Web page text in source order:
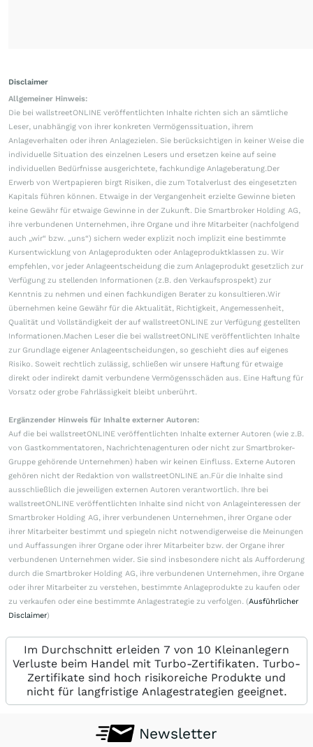
Disclaimer
Allgemeiner Hinweis:
Die bei wallstreetONLINE veröffentlichten Inhalte richten sich an sämtliche
Leser, unabhängig von ihrer konkreten Vermögenssituation, ihrem
Anlageverhalten oder ihren Anlagezielen. Sie berücksichtigen in keiner Weise die
individuelle Situation des einzelnen Lesers und ersetzen keine auf seine
individuellen Bedürfnisse ausgerichtete, fachkundige Anlageberatung.Der
Erwerb von Wertpapieren birgt Risiken, die zum Totalverlust des eingesetzten
Kapitals führen können. Etwaige in der Vergangenheit erzielte Gewinne bieten
keine Gewähr für etwaige Gewinne in der Zukunft. Die Smartbroker Holding AG,
ihre verbundenen Unternehmen, ihre Organe und ihre Mitarbeiter (nachfolgend
auch „wir“ bzw. „uns“) sichern weder explizit noch implizit eine bestimmte
Kursentwicklung von Anlageprodukten oder Anlageproduktklassen zu. Wir
empfehlen, vor jeder Anlageentscheidung die zum Anlageprodukt gesetzlich zur
Verfügung zu stellenden Informationen (z.B. den Verkaufsprospekt) zur
Kenntnis zu nehmen und einen fachkundigen Berater zu konsultieren.Wir
übernehmen keine Gewähr für die Aktualität, Richtigkeit, Angemessenheit,
Qualität und Vollständigkeit der auf wallstreetONLINE zur Verfügung gestellten
Informationen.Machen Leser die bei wallstreetONLINE veröffentlichten Inhalte
zur Grundlage eigener Anlageentscheidungen, so geschieht dies auf eigenes
Risiko. Soweit rechtlich zulässig, schließen wir unsere Haftung für etwaige
direkt oder indirekt damit verbundene Vermögensschäden aus. Eine Haftung für
Vorsatz oder grobe Fahrlässigkeit bleibt unberührt.
Ergänzender Hinweis für Inhalte externer Autoren:
Auf die bei wallstreetONLINE veröffentlichten Inhalte externer Autoren (wie z.B.
von Gastkommentatoren, Nachrichtenagenturen oder nicht zur Smartbroker-
Gruppe gehörende Unternehmen) haben wir keinen Einfluss. Externe Autoren
gehören nicht der Redaktion von wallstreetONLINE an.Für die Inhalte sind
ausschließlich die jeweiligen externen Autoren verantwortlich. Ihre bei
wallstreetONLINE veröffentlichten Inhalte sind nicht von Anlageinteressen der
Smartbroker Holding AG, ihrer verbundenen Unternehmen, ihrer Organe oder
ihrer Mitarbeiter bestimmt und spiegeln nicht notwendigerweise die Meinungen
und Auffassungen ihrer Organe oder ihrer Mitarbeiter bzw. der Organe ihrer
verbundenen Unternehmen wider. Sie sind insbesondere nicht als Aufforderung
durch die Smartbroker Holding AG, ihre verbundenen Unternehmen, ihre Organe
oder ihrer Mitarbeiter zu verstehen, bestimmte Anlageprodukte zu kaufen oder
zu verkaufen oder eine bestimmte Anlagestrategie zu verfolgen. (Ausführlicher
Disclaimer)
Im Durchschnitt erleiden 7 von 10 Kleinanlegern
Verluste beim Handel mit Turbo-Zertifikaten. Turbo-
Zertifikate sind hoch risikoreiche Produkte und
nicht für langfristige Anlagestrategien geeignet.
Newsletter